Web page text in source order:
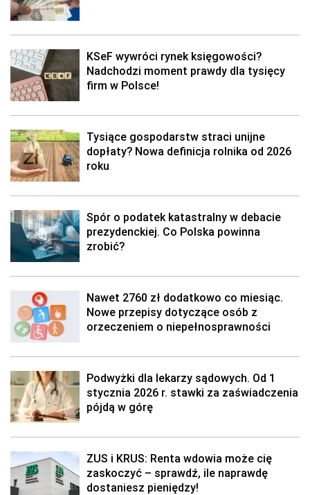
KSeF wywróci rynek księgowości?
Nadchodzi moment prawdy dla tysięcy
firm w Polsce!
Tysiące gospodarstw straci unijne
dopłaty? Nowa definicja rolnika od 2026
roku
Spór o podatek katastralny w debacie
prezydenckiej. Co Polska powinna
zrobić?
Nawet 2760 zł dodatkowo co miesiąc.
Nowe przepisy dotyczące osób z
orzeczeniem o niepełnosprawności
Podwyżki dla lekarzy sądowych. Od 1
stycznia 2026 r. stawki za zaświadczenia
pójdą w górę
ZUS i KRUS: Renta wdowia może cię
zaskoczyć – sprawdź, ile naprawdę
dostaniesz pieniędzy!